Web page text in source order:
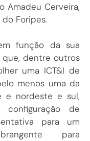
Amadeu Cerveira,
Foripes.
função da sua
que, dentre outros
uma ICT&I de
menos uma da
e nordeste e sul,
de
para um
para